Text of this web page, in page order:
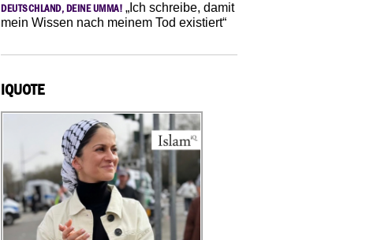
DEUTSCHLAND, DEINE UMMA! „Ich schreibe, damit
mein Wissen nach meinem Tod existiert“
IQUOTE